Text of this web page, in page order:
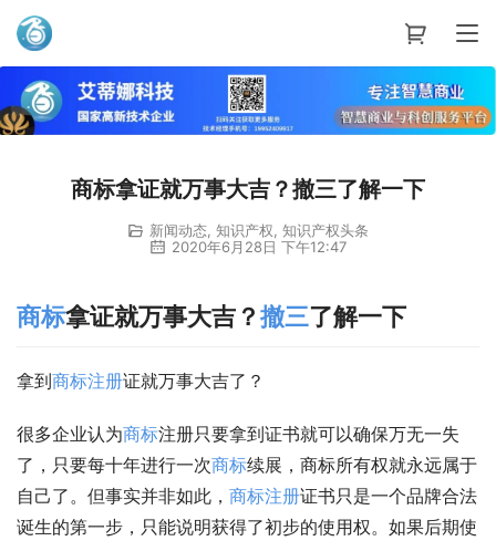
艾蒂娜科技
商标拿证就万事大吉？撤三了解一下
新闻动态 知识产权 知识产权头条
2020年6月28日 下午12:47
商标拿证就万事大吉？撤三了解一下
拿到商标注册证就万事大吉了？
很多企业认为商标注册只要拿到证书就可以确保万无一失
了，只要每十年进行一次商标续展，商标所有权就永远属于
自己了。但事实并非如此， 商标注册证书只是一个品牌合法
诞生的第一步，只能说明获得了初步的使用权。如果后期使